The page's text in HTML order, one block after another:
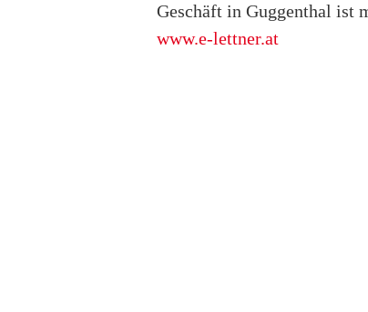
Geschäft in Guggenthal ist
www.e-lettner.at